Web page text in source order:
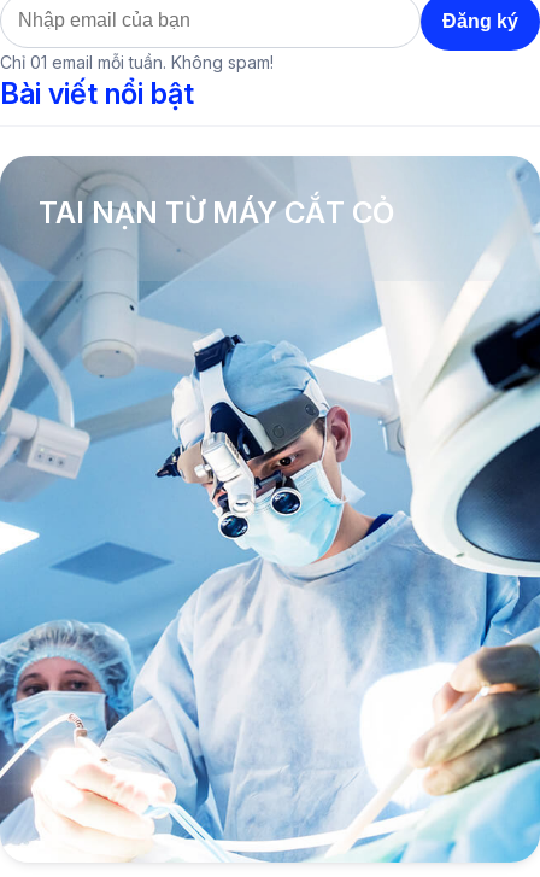
Chỉ 01 email mỗi tuần. Không spam!
Bài viết nổi bật
TAI NẠN TỪ MÁY CẮT CỎ